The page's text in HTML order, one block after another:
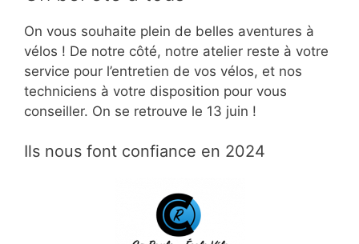
On vous souhaite plein de belles aventures à
vélos ! De notre côté, notre atelier reste à votre
service pour l’entretien de vos vélos, et nos
techniciens à votre disposition pour vous
conseiller. On se retrouve le 13 juin !
Ils nous font confiance en 2024